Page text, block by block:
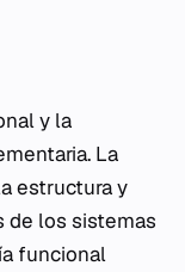
y la
La
estructura y
de los sistemas
funcional